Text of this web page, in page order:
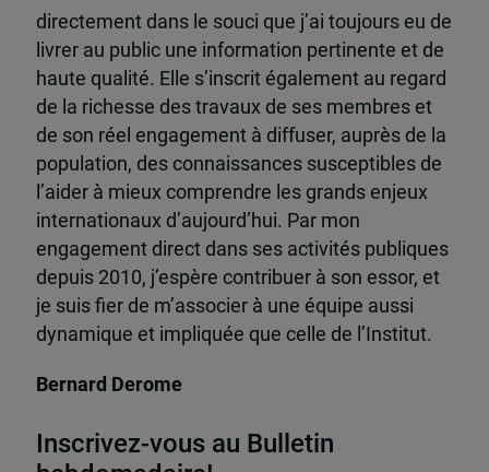
directement dans le souci que j’ai toujours eu de
livrer au public une information pertinente et de
haute qualité. Elle s’inscrit également au regard
de la richesse des travaux de ses membres et
de son réel engagement à diffuser, auprès de la
population, des connaissances susceptibles de
l’aider à mieux comprendre les grands enjeux
internationaux d’aujourd’hui. Par mon
engagement direct dans ses activités publiques
depuis 2010, j’espère contribuer à son essor, et
je suis fier de m’associer à une équipe aussi
dynamique et impliquée que celle de l’Institut.
Bernard Derome
Inscrivez-vous au Bulletin